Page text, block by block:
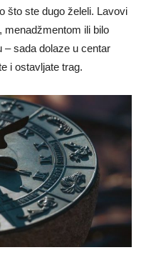
što ste dugo želeli. Lavovi
menadžmentom ili bilo
– sada dolaze u centar
i ostavljate trag.